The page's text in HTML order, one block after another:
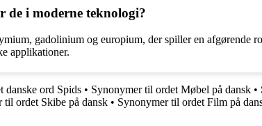
de i moderne teknologi?
gadolinium og europium, der spiller en
applikationer.
danske ord Spids • Synonymer til ordet Møbel på dansk •
til ordet Skibe på dansk • Synonymer til ordet Film på